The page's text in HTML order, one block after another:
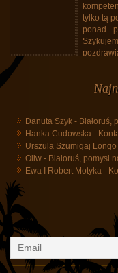
kompetentna i
tylko tą pocztówkową
ponad
Szykujemy się do
pozdrawiamy.
Danuta Szyk-Białoruś,
Ewa I Robert Motyka